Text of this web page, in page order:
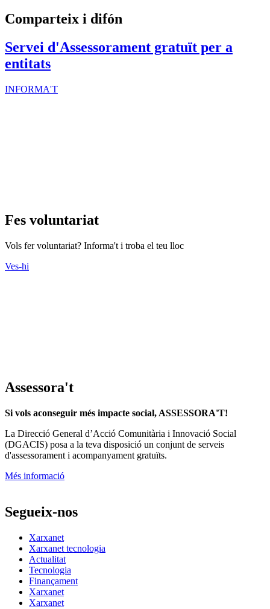
Comparteix i difón
Servei d'Assessorament gratuït per a
entitats
INFORMA'T
Fes voluntariat
Vols fer voluntariat? Informa't i troba el teu lloc
Ves-hi
Assessora't
Si vols aconseguir més impacte social, ASSESSORA'T!
La Direcció General d’Acció Comunitària i Innovació Social
(DGACIS) posa a la teva disposició un conjunt de serveis
d'assessorament i acompanyament gratuïts.
Més informació
Segueix-nos
Xarxanet
Xarxanet tecnologia
Actualitat
Tecnologia
Finançament
Xarxanet
Xarxanet